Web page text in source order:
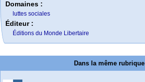
Domaines :
luttes sociales
Éditeur :
Éditions du Monde Libertaire
Dans la même rubrique